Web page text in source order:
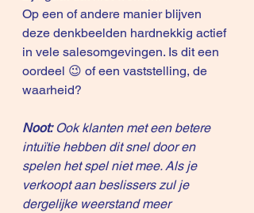
Op een of andere manier blijven
deze denkbeelden hardnekkig actief
in vele salesomgevingen. Is dit een
oordeel 😉 of een vaststelling, de
waarheid?
Noot: Ook klanten met een betere
intuïtie hebben dit snel door en
spelen het spel niet mee. Als je
verkoopt aan beslissers zul je
dergelijke weerstand meer